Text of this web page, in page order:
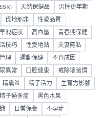
SSRI 天然保健品 男性更年期
伐地那非 性愛品質
早洩症狀 高血壓 青春期保健
技巧 性愛地點 夫妻隱私
理 運動保健 不育成因
異常 口腔健康 戒除壞習慣
精囊炎 精子活力 生育力影響
精子過多症 黑色水果
日常保養 不孕症